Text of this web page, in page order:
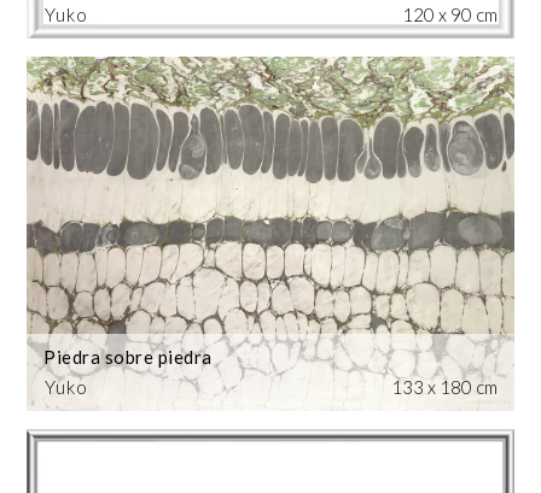
Yuko
120 x 90 cm
Yuko
Piedra sobre piedra
133 x 180 cm